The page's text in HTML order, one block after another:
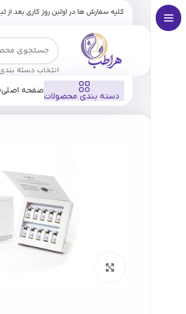
کلیه سفارش ها در اولبن روز کاری بعد
انتخاب دسته بندی
دسته بندی محصولات
صفحه اصلی
فروشگاه برندها ژنوسیس